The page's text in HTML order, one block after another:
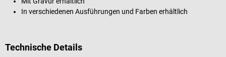
In verschiedenen Ausführungen und Farben erhältlich
Technische Details